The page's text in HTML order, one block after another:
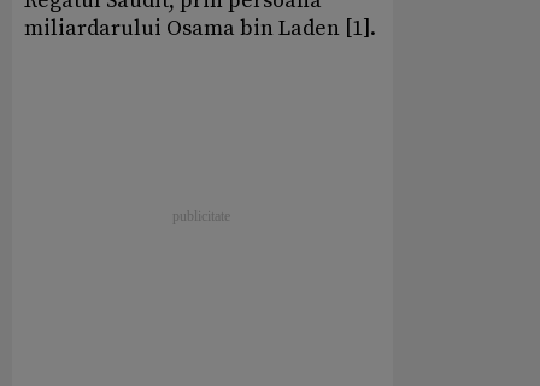
miliardarului Osama bin Laden [1].